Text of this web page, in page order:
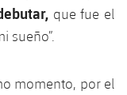
que fue el
sueño”.
momento, por el